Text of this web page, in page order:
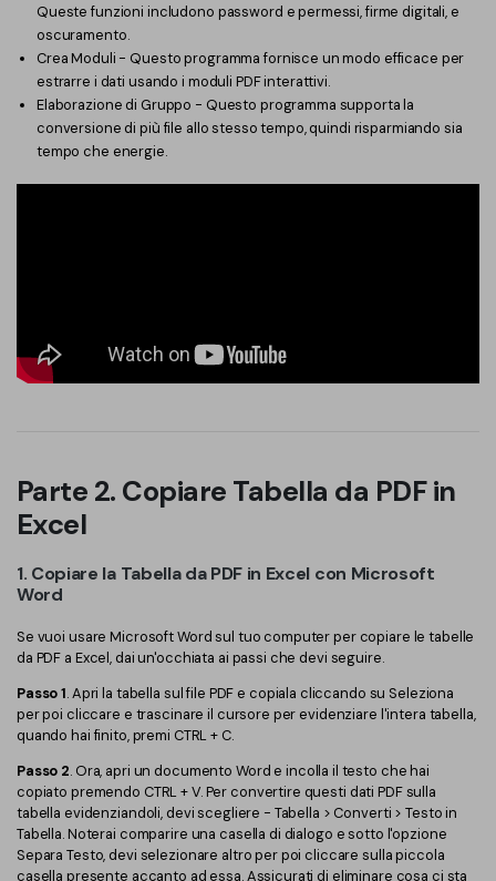
Queste funzioni includono password e permessi, firme digitali, e
oscuramento.
Crea Moduli - Questo programma fornisce un modo efficace per
estrarre i dati usando i moduli PDF interattivi.
Elaborazione di Gruppo - Questo programma supporta la
conversione di più file allo stesso tempo, quindi risparmiando sia
tempo che energie.
Parte 2. Copiare Tabella da PDF in
Excel
1. Copiare la Tabella da PDF in Excel con Microsoft
Word
Se vuoi usare Microsoft Word sul tuo computer per copiare le tabelle
da PDF a Excel, dai un'occhiata ai passi che devi seguire.
Passo 1. Apri la tabella sul file PDF e copiala cliccando su Seleziona
per poi cliccare e trascinare il cursore per evidenziare l'intera tabella,
quando hai finito, premi CTRL + C.
Passo 2. Ora, apri un documento Word e incolla il testo che hai
copiato premendo CTRL + V. Per convertire questi dati PDF sulla
tabella evidenziandoli, devi scegliere - Tabella > Converti > Testo in
Tabella. Noterai comparire una casella di dialogo e sotto l'opzione
Separa Testo, devi selezionare altro per poi cliccare sulla piccola
casella presente accanto ad essa. Assicurati di eliminare cosa ci sta